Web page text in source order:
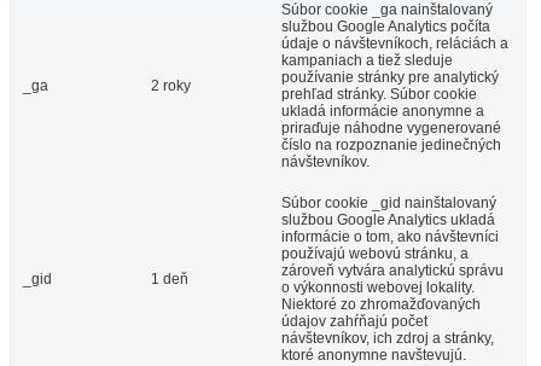
_ga 2 roky
Súbor cookie _ga nainštalovaný
službou Google Analytics počíta
údaje o návštevníkoch, reláciách a
kampaniach a tiež sleduje
používanie stránky pre analytický
prehľad stránky. Súbor cookie
ukladá informácie anonymne a
priraďuje náhodne vygenerované
číslo na rozpoznanie jedinečných
návštevníkov.
_gid 1 deň
Súbor cookie _gid nainštalovaný
službou Google Analytics ukladá
informácie o tom, ako návštevníci
používajú webovú stránku, a
zároveň vytvára analytickú správu
o výkonnosti webovej lokality.
Niektoré zo zhromažďovaných
údajov zahŕňajú počet
návštevníkov, ich zdroj a stránky,
ktoré anonymne navštevujú.